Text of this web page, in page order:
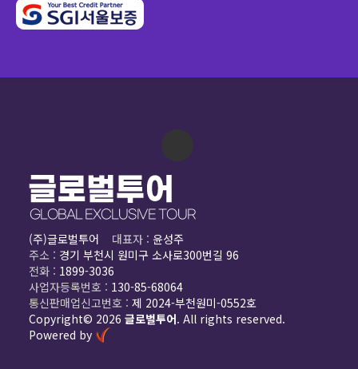
(주)글로벌투어 대표자 : 윤성주
주소 : 경기 부천시 원미구 소사로300번길 96
전화 : 1899-3036
사업자등록번호 : 130-85-68064
통신판매업신고번호 : 제 2024-부천원미-0552호
Copyright© 2026 글로벌투어. All rights reserved.
Powered by